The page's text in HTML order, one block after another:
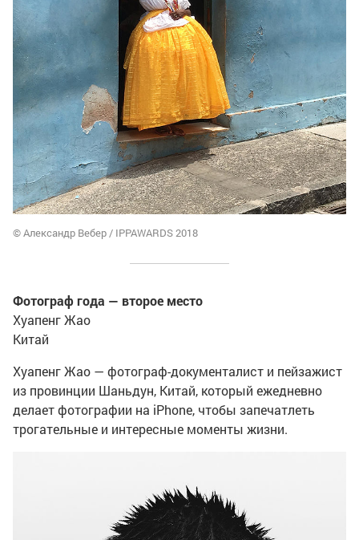
© Александр Вебер / IPPAWARDS 2018
Фотограф года — второе место
Хуапенг Жао
Китай
Хуапенг Жао — фотограф-документалист и пейзажист
из провинции Шаньдун, Китай, который ежедневно
делает фотографии на iPhone, чтобы запечатлеть
трогательные и интересные моменты жизни.